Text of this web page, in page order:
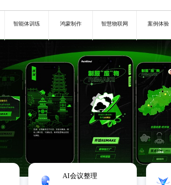
智能体训练 鸿蒙制作 智慧物联网 案例体验
AI会议整理